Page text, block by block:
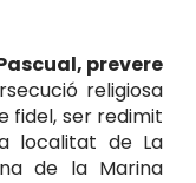
prevere
religiosa
fidel, ser redimit
localitat de La
de la Marina